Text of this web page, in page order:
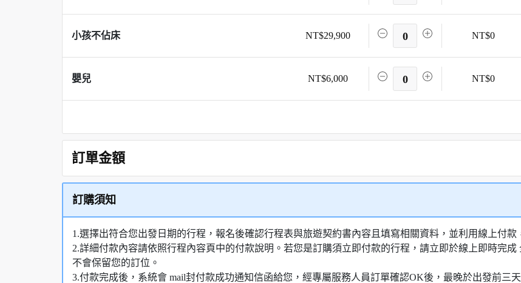
小孩不佔床 NT$29,900 0 NT$0
嬰兒 NT$6,000 0 NT$0
訂單金額
訂購須知
1.選擇出符合您出發日期的行程，報名後確認行程表與旅遊契約書內容且填寫相關資料，並利用線上付款
2.詳細付款內容請依照行程內容頁中的付款說明。若您是訂購須立即付款的行程，請立即於線上即時完
不會保留您的訂位。
3.付款完成後，系統會 mail封付款成功通知信函給您，經專屬服務人員訂單確認OK後，最晚於出發前三